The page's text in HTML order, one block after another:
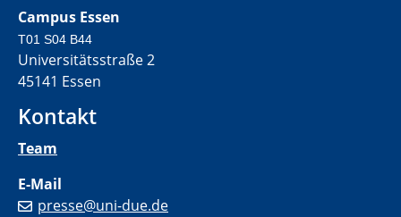
Campus Essen
T01 S04 B44
Universitätsstraße 2
45141 Essen
Kontakt
Team
E-Mail
presse@uni-due.de